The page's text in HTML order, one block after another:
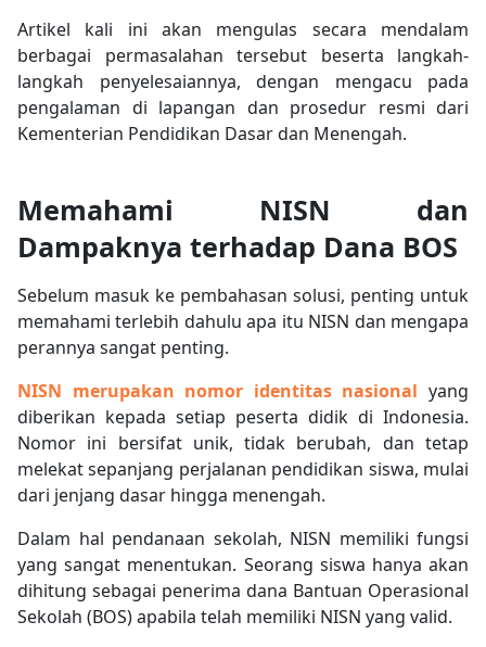
Artikel kali ini akan mengulas secara mendalam
berbagai permasalahan tersebut beserta langkah-
langkah penyelesaiannya, dengan mengacu pada
pengalaman di lapangan dan prosedur resmi dari
Kementerian Pendidikan Dasar dan Menengah.
Memahami NISN dan
Dampaknya terhadap Dana BOS
Sebelum masuk ke pembahasan solusi, penting untuk
memahami terlebih dahulu apa itu NISN dan mengapa
perannya sangat penting.
NISN merupakan nomor identitas nasional yang
diberikan kepada setiap peserta didik di Indonesia.
Nomor ini bersifat unik, tidak berubah, dan tetap
melekat sepanjang perjalanan pendidikan siswa, mulai
dari jenjang dasar hingga menengah.
Dalam hal pendanaan sekolah, NISN memiliki fungsi
yang sangat menentukan. Seorang siswa hanya akan
dihitung sebagai penerima dana Bantuan Operasional
Sekolah (BOS) apabila telah memiliki NISN yang valid.